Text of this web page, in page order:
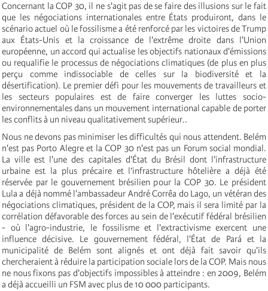
Concernant la COP 30, il ne s'agit pas de se faire des illusions sur le fait
que les négociations internationales entre États produiront, dans le
scénario actuel où le fossilisme a été renforcé par les victoires de Trump
aux États-Unis et la croissance de l'extrême droite dans l'Union
européenne, un accord qui actualise les objectifs nationaux d'émissions
ou requalifie le processus de négociations climatiques (de plus en plus
perçu comme indissociable de celles sur la biodiversité et la
désertification). Le premier défi pour les mouvements de travailleurs et
les secteurs populaires est de faire converger les luttes socio-
environnementales dans un mouvement international capable de porter
les conflits à un niveau qualitativement supérieur..
Nous ne devons pas minimiser les difficultés qui nous attendent. Belém
n'est pas Porto Alegre et la COP 30 n'est pas un Forum social mondial.
La ville est l'une des capitales d'État du Brésil dont l'infrastructure
urbaine est la plus précaire et l’infrastructure hôtelière a déjà été
réservée par le gouvernement brésilien pour la COP 30. Le président
Lula a déjà nommé l'ambassadeur André Corrêa do Lago, un vétéran des
négociations climatiques, président de la COP, mais il sera limité par la
corrélation défavorable des forces au sein de l'exécutif fédéral brésilien
- où l'agro-industrie, le fossilisme et l'extractivisme exercent une
influence décisive. Le gouvernement fédéral, l'État de Pará et la
municipalité de Belém sont alignés et ont déjà fait savoir qu'ils
chercheraient à réduire la participation sociale lors de la COP. Mais nous
ne nous fixons pas d'objectifs impossibles à atteindre : en 2009, Belém
a déjà accueilli un FSM avec plus de 10 000 participants.